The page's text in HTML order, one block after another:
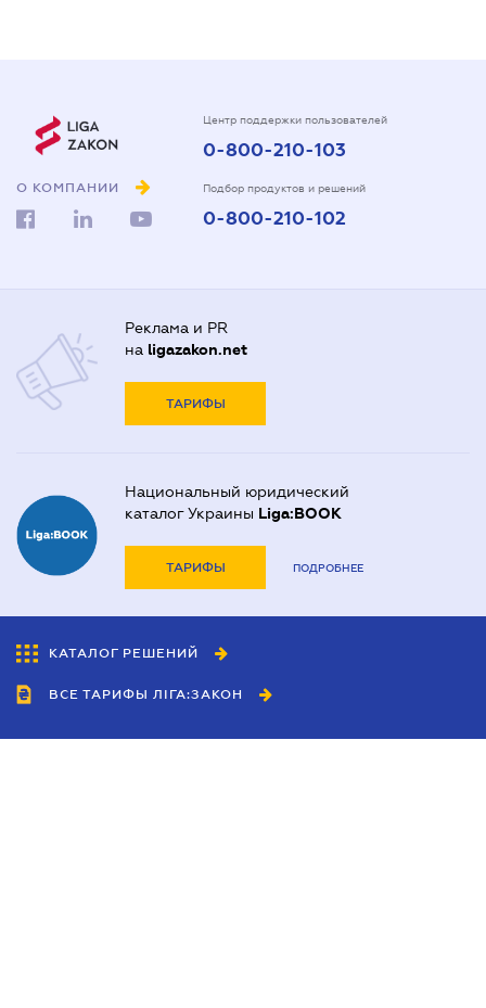
О КОМПАНИИ
Центр поддержки пользователей
0-800-210-103
Подбор продуктов и решений
0-800-210-102
Реклама и PR
на ligazakon.net
ТАРИФЫ
Национальный юридический
каталог Украины Liga:BOOK
ТАРИФЫ ПОДРОБНЕЕ
КАТАЛОГ РЕШЕНИЙ
ВСЕ ТАРИФЫ ЛІГА:ЗАКОН